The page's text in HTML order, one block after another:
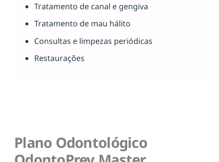
Tratamento de canal e gengiva
Tratamento de mau hálito
Consultas e limpezas periódicas
Restaurações
Plano Odontológico